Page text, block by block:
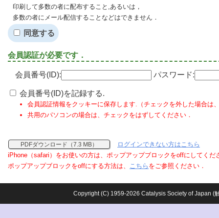
印刷して多数の者に配布すること,あるいは，
多数の者にメール配信することなどはできません．
同意する
会員認証が必要です．
会員番号(ID): パスワード:
会員番号(ID)を記録する.
会員認証情報をクッキーに保存します.（チェックを外した場合は
共用のパソコンの場合は、チェックをはずしてください．
PDFダウンロード（7.3 MB）
ログインできない方はこちら
iPhone（safari）をお使いの方は、ポップアップブロックをoffにしてくだ
ポップアップブロックをoffにする方法は、 こちら をご参照ください．
Copyright (C) 1959-2026 Catalysis Society of Japan (